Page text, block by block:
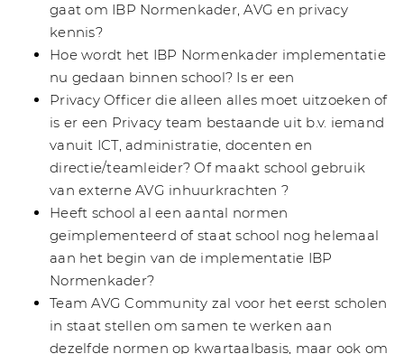
gaat om IBP Normenkader, AVG en privacy
kennis?
Hoe wordt het IBP Normenkader implementatie
nu gedaan binnen school? Is er een
Privacy Officer die alleen alles moet uitzoeken of
is er een Privacy team bestaande uit b.v. iemand
vanuit ICT, administratie, docenten en
directie/teamleider? Of maakt school gebruik
van externe AVG inhuurkrachten ?
Heeft school al een aantal normen
geïmplementeerd of staat school nog helemaal
aan het begin van de implementatie IBP
Normenkader?
Team AVG Community zal voor het eerst scholen
in staat stellen om samen te werken aan
dezelfde normen op kwartaalbasis, maar ook om